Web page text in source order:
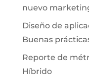
nuevo
Diseño de
Buenas
Reporte de
Híbrido